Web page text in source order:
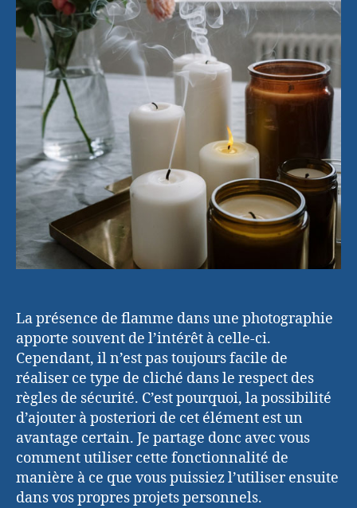
La présence de flamme dans une photographie
apporte souvent de l’intérêt à celle-ci.
Cependant, il n’est pas toujours facile de
réaliser ce type de cliché dans le respect des
règles de sécurité. C’est pourquoi, la possibilité
d’ajouter à posteriori de cet élément est un
avantage certain. Je partage donc avec vous
comment utiliser cette fonctionnalité de
manière à ce que vous puissiez l’utiliser ensuite
dans vos propres projets personnels.